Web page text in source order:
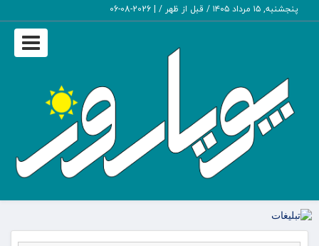
پنجشنبه, ۱۵ مرداد ۱۴۰۵ / قبل از ظهر / |
2026-08-06
Toggle